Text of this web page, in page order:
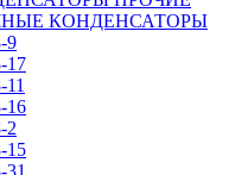
КОНДЕНСАТОРЫ
9
17
16
2
15
31